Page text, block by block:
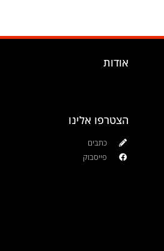
אודות
הצטרפו אלינו
כתבים
פייסבוק